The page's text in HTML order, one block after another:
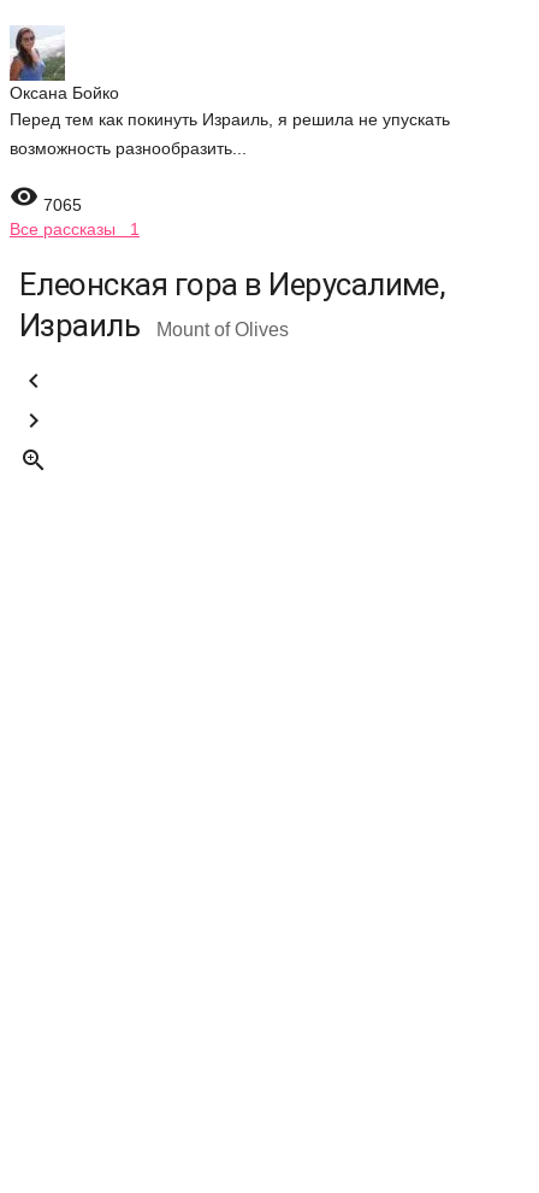
Оксана Бойко
Перед тем как покинуть Израиль, я решила не упускать
возможность разнообразить...
 7065
Все рассказы 1
Елеонская гора в Иерусалиме,
Израиль
Mount of Olives


